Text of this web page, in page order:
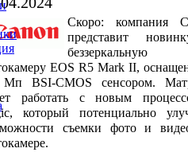
Скоро: компания
представит
беззеркальную
EOS R5 Mark II,
BSI-CMOS сенсором.
работать с новым
который потенциально
съемки фото и